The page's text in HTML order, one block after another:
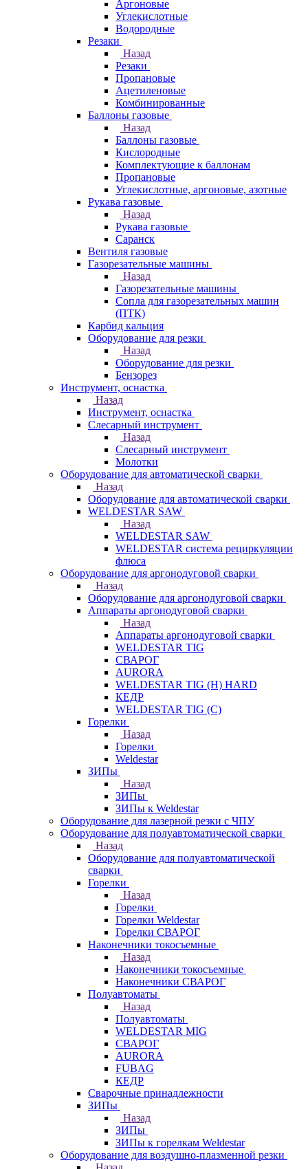
Аргоновые
Углекислотные
Водородные
Резаки
Назад
Резаки
Пропановые
Ацетиленовые
Комбинированные
Баллоны газовые
Назад
Баллоны газовые
Кислородные
Комплектующие к баллонам
Пропановые
Углекислотные, аргоновые, азотные
Рукава газовые
Назад
Рукава газовые
Саранск
Вентиля газовые
Газорезательные машины
Назад
Газорезательные машины
Сопла для газорезательных машин
(ПТК)
Карбид кальция
Оборудование для резки
Назад
Оборудование для резки
Бензорез
Инструмент, оснастка
Назад
Инструмент, оснастка
Слесарный инструмент
Назад
Слесарный инструмент
Молотки
Оборудование для автоматической сварки
Назад
Оборудование для автоматической сварки
WELDESTAR SAW
Назад
WELDESTAR SAW
WELDESTAR система рециркуляции
флюса
Оборудование для аргонодуговой сварки
Назад
Оборудование для аргонодуговой сварки
Аппараты аргонодуговой сварки
Назад
Аппараты аргонодуговой сварки
WELDESTAR TIG
СВАРОГ
AURORA
WELDESTAR TIG (H) HARD
КЕДР
WELDESTAR TIG (С)
Горелки
Назад
Горелки
Weldestar
ЗИПы
Назад
ЗИПы
ЗИПы к Weldestar
Оборудование для лазерной резки с ЧПУ
Оборудование для полуавтоматической сварки
Назад
Оборудование для полуавтоматической
сварки
Горелки
Назад
Горелки
Горелки Weldestar
Горелки СВАРОГ
Наконечники токосъемные
Назад
Наконечники токосъемные
Наконечники СВАРОГ
Полуавтоматы
Назад
Полуавтоматы
WELDESTAR MIG
СВАРОГ
AURORA
FUBAG
КЕДР
Сварочные принадлежности
ЗИПы
Назад
ЗИПы
ЗИПы к горелкам Weldestar
Оборудование для воздушно-плазменной резки